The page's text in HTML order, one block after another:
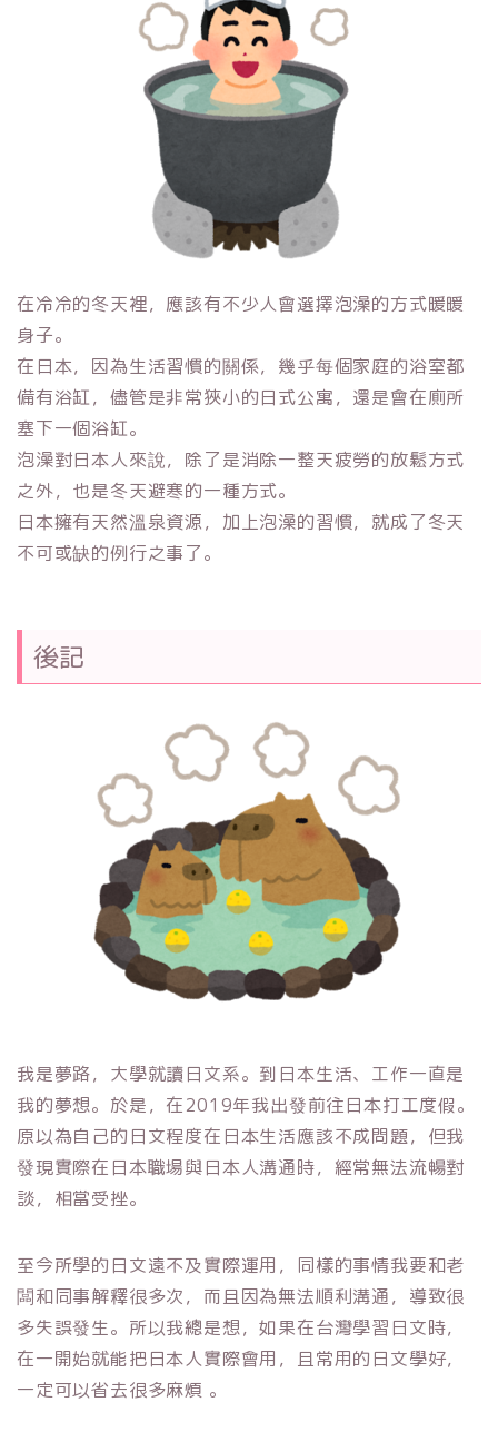
在冷冷的冬天裡，應該有不少人會選擇泡澡的方式暖暖
身子。
在日本，因為生活習慣的關係，幾乎每個家庭的浴室都
備有浴缸，儘管是非常狹小的日式公寓，還是會在廁所
塞下一個浴缸。
泡澡對日本人來說，除了是消除一整天疲勞的放鬆方式
之外，也是冬天避寒的一種方式。
日本擁有天然溫泉資源，加上泡澡的習慣，就成了冬天
不可或缺的例行之事了。
後記
我是夢路，大學就讀日文系。到日本生活、工作一直是
我的夢想。於是，在2019年我出發前往日本打工度假。
原以為自己的日文程度在日本生活應該不成問題，但我
發現實際在日本職場與日本人溝通時，經常無法流暢對
談，相當受挫。
至今所學的日文遠不及實際運用，同樣的事情我要和老
闆和同事解釋很多次，而且因為無法順利溝通，導致很
多失誤發生。所以我總是想，如果在台灣學習日文時，
在一開始就能把日本人實際會用，且常用的日文學好，
一定可以省去很多麻煩 。